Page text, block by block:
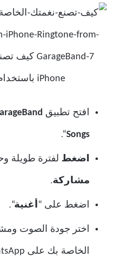
افتح تطبيق
Songs
“.
اضغط لفترة طويلة
مشاركة.
اضغط على “أغنية“.
اختر جودة الصوت